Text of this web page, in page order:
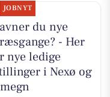
JOBNYT
du nye
- Her
nye ledige
i Nexø og